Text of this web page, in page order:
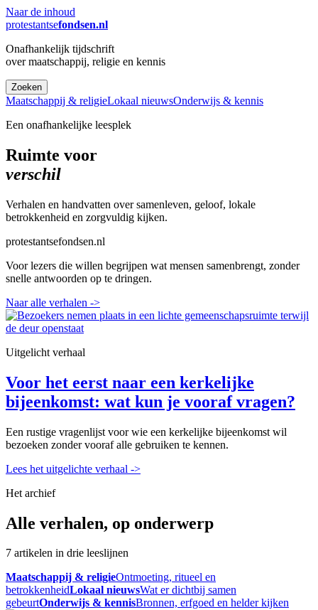
Naar de inhoud
protestantsefondsen.nl
Onafhankelijk tijdschrift
over maatschappij, religie en kennis
Zoeken
Maatschappij & religieLokaal nieuwsOnderwijs & kennis
Een onafhankelijke leesplek
Ruimte voor
verschil
Verhalen en handvatten over samenleven, geloof, lokale
betrokkenheid en zorgvuldig kijken.
protestantsefondsen.nl
Voor lezers die willen begrijpen wat mensen samenbrengt, zonder
snelle antwoorden op te dringen.
Naar alle verhalen ->
Uitgelicht verhaal
Voor het eerst naar een kerkelijke
bijeenkomst: wat kun je vooraf vragen?
Een rustige vragenlijst voor wie een kerkelijke bijeenkomst wil
bezoeken zonder vooraf alle gebruiken te kennen.
Lees het uitgelichte verhaal ->
Het archief
Alle verhalen, op onderwerp
7 artikelen in drie leeslijnen
Maatschappij & religieOntmoeting, ritueel en
betrokkenheidLokaal nieuwsWat er dichtbij samen
gebeurtOnderwijs & kennisBronnen, erfgoed en helder kijken